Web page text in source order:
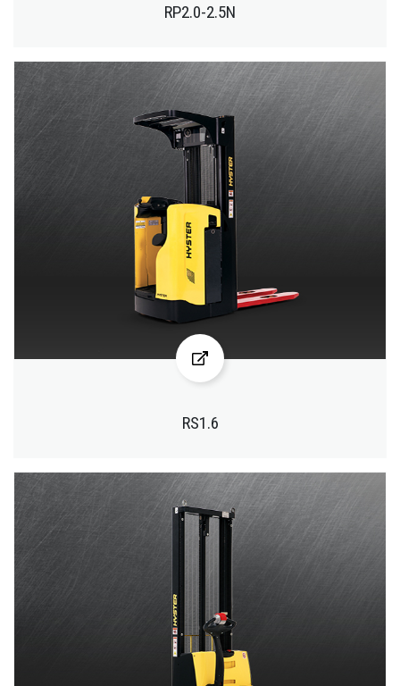
RP2.0-2.5N
RS1.6